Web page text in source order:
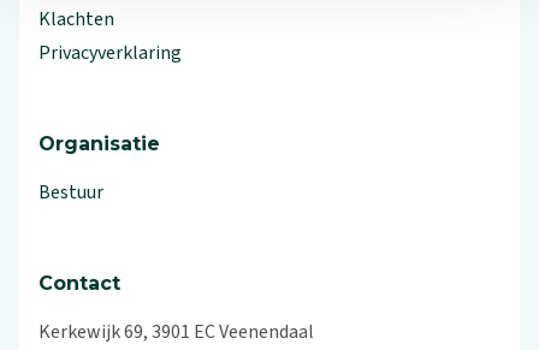
Klachten
Privacyverklaring
Organisatie
Bestuur
Contact
Kerkewijk 69, 3901 EC Veenendaal